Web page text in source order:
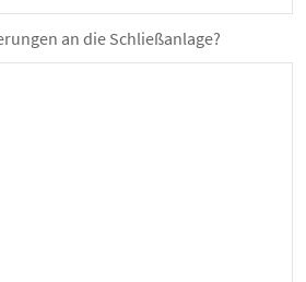
an die Schließanlage?